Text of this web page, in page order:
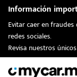
Información
Evitar caer en
redes sociales.
Revisa nuestros